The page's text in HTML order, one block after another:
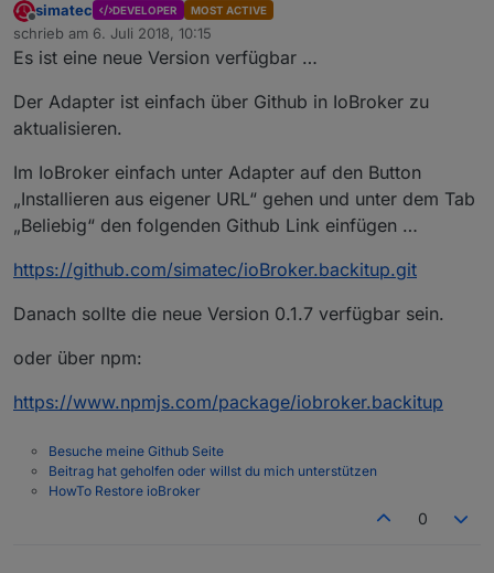
Offline
simatec DEVELOPER MOST ACTIVE
schrieb am 6. Juli 2018, 10:15
zuletzt editiert von
Es ist eine neue Version verfügbar …
Der Adapter ist einfach über Github in IoBroker zu
aktualisieren.
Im IoBroker einfach unter Adapter auf den Button
„Installieren aus eigener URL“ gehen und unter dem Tab
„Beliebig“ den folgenden Github Link einfügen …
https://github.com/simatec/ioBroker.backitup.git
Danach sollte die neue Version 0.1.7 verfügbar sein.
oder über npm:
https://www.npmjs.com/package/iobroker.backitup
Besuche meine Github Seite
Beitrag hat geholfen oder willst du mich unterstützen
HowTo Restore ioBroker
0